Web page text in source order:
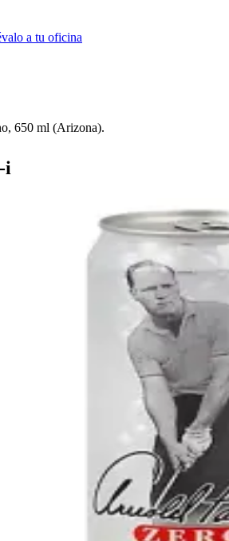
a tu oficina
650 ml (Arizona).
i